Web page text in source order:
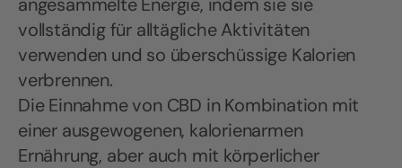
vollständig für alltägliche Aktivitäten
verwenden und so überschüssige Kalorien
verbrennen.
Die Einnahme von CBD in Kombination mit
einer ausgewogenen, kalorienarmen
Ernährung, aber auch mit körperlicher